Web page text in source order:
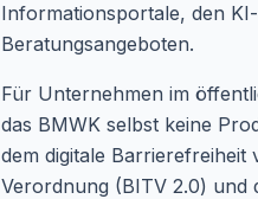
Informationsportale, den
Beratungsangeboten.
Für Unternehmen im
das BMWK selbst keine
dem digitale
Verordnung (BITV 2.0) und